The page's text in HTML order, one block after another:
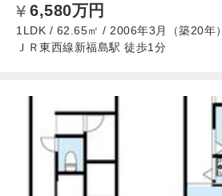
6,580万円
1LDK / 62.65㎡ / 2006年3月（築20年）
ＪＲ東西線新福島駅 徒歩1分